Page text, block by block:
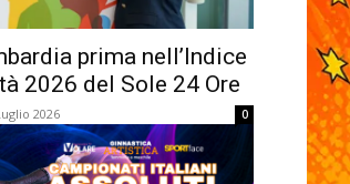
prima nell’Indice
2026 del Sole 24 Ore
2026 0